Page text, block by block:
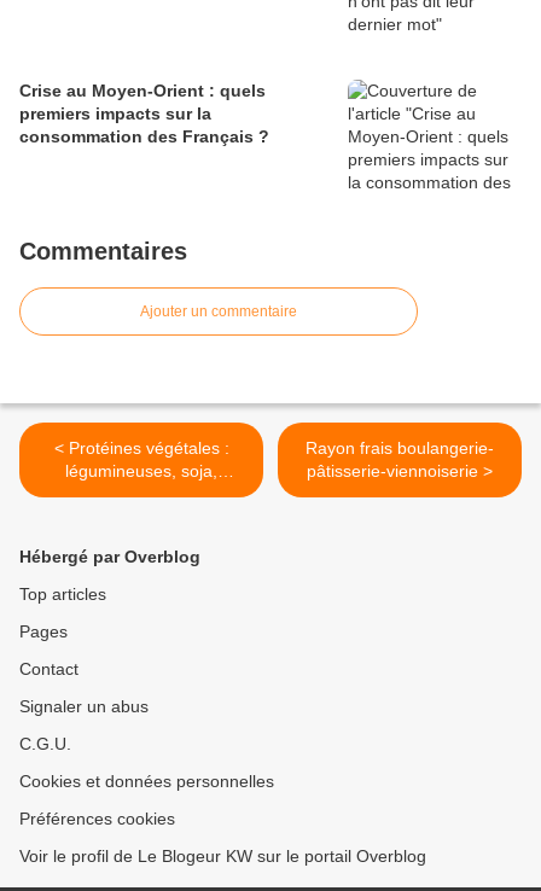
Crise au Moyen-Orient : quels
premiers impacts sur la
consommation des Français ?
Commentaires
Ajouter un commentaire
< Protéines végétales :
légumineuses, soja,
céréales, algues…
Rayon frais boulangerie-
pâtisserie-viennoiserie >
Hébergé par Overblog
Top articles
Pages
Contact
Signaler un abus
C.G.U.
Cookies et données personnelles
Préférences cookies
Voir le profil de Le Blogeur KW sur le portail Overblog